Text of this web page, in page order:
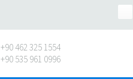
+90 462 325 1554
+90 535 961 0996